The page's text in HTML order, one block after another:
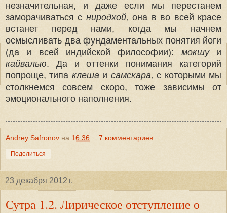
незначительная, и даже если мы перестанем
заморачиваться с ниродхой, она в во всей красе
встанет перед нами, когда мы начнем
осмысливать два фундаментальных понятия йоги
(да и всей индийской философии): мокшуи
кайвалью. Да и оттенки понимания категорий
попроще, типа клешаи самскара, с которыми мы
столкнемся совсем скоро, тоже зависимы от
эмоционального наполнения.
Andrey Safronov на 16:36 7 комментариев:
Поделиться
23 декабря 2012 г.
Сутра 1.2. Лирическое отступление о